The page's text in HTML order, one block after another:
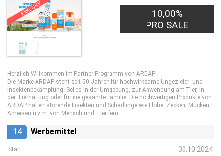
EXKLUSIV
10,00%
PRO SALE
Herzlich Willkommen im Partner Programm von ARDAP!
Die Marke ARDAP steht seit 50 Jahren für hochwirksame Ungeziefer- und
Insektenbekämpfung. Sei es in der Umgebung, zur Anwendung am Tier, in
der Tierhaltung oder für die gesamte Familie. Die hochwertigen Produkte von
ARDAP halten störende Insekten und Schädlinge wie Flöhe, Zecken, Mücken,
Ameisen u.v.m. von Mensch und Tier fern.
14 Werbemittel
Start 30.10.2024